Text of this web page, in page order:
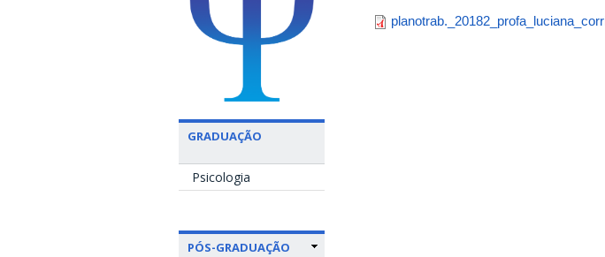
GRADUAÇÃO
Psicologia
PÓS-GRADUAÇÃO